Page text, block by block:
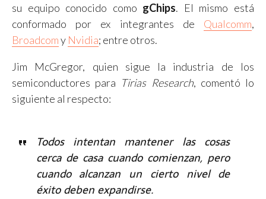
su equipo conocido como gChips. El mismo está
conformado por ex integrantes de Qualcomm,
Broadcomy Nvidia; entre otros.
Jim McGregor, quien sigue la industria de los
semiconductores para Tirias Research, comentó lo
siguiente al respecto:
Todos intentan mantener las cosas
cerca de casa cuando comienzan, pero
cuando alcanzan un cierto nivel de
éxito deben expandirse.